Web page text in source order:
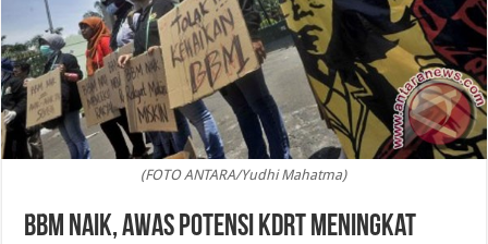
(FOTO ANTARA/Yudhi Mahatma)
BBM Naik, Awas Potensi KDRT Meningkat